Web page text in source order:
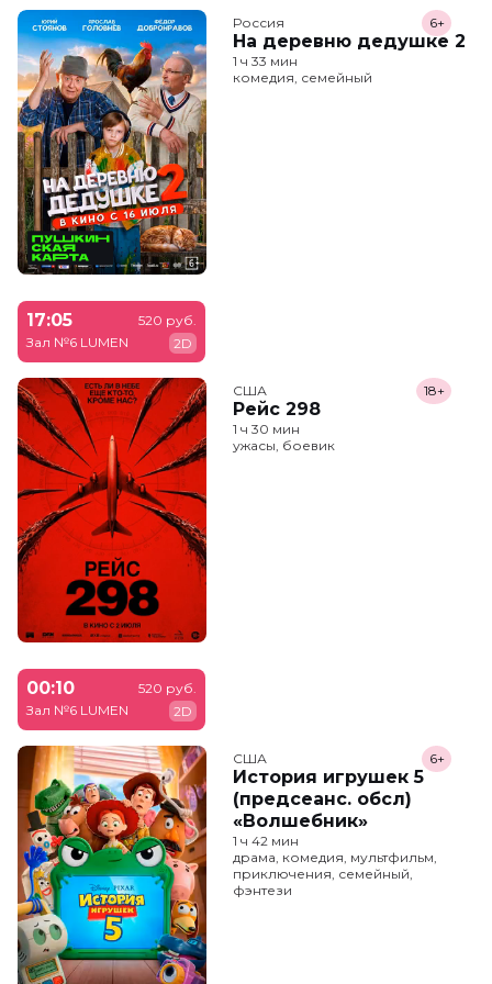
Россия
На деревню дедушке 2
6+
1 ч 33 мин
комедия, семейный
17:05
Зал №6 LUMEN
520 руб.
2D
США
Рейс 298
18+
1 ч 30 мин
ужасы, боевик
00:10
Зал №6 LUMEN
520 руб.
2D
США
История игрушек 5
(предсеанс. обсл)
«Волшебник»
6+
1 ч 42 мин
драма, комедия, мультфильм,
приключения, семейный,
фэнтези